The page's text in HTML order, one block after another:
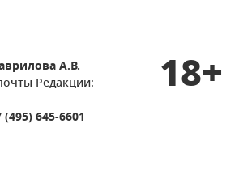
А.В.
Редакции:
(495) 645-6601
18+